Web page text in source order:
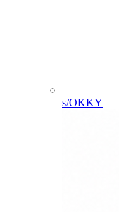
s/OKKY